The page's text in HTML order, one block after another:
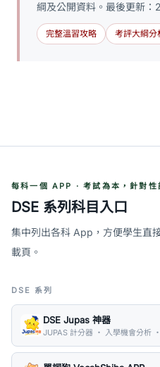
綱及公開資料。最後更新：
完整溫習攻略 考評大綱分
每科一個 APP · 考試為本，針對性
DSE 系列科目入口
集中列出各科 App，方便學生直
載頁。
DSE 系列
DSE Jupas 神器
JUPAS 計分器 ・ 入學機會分析